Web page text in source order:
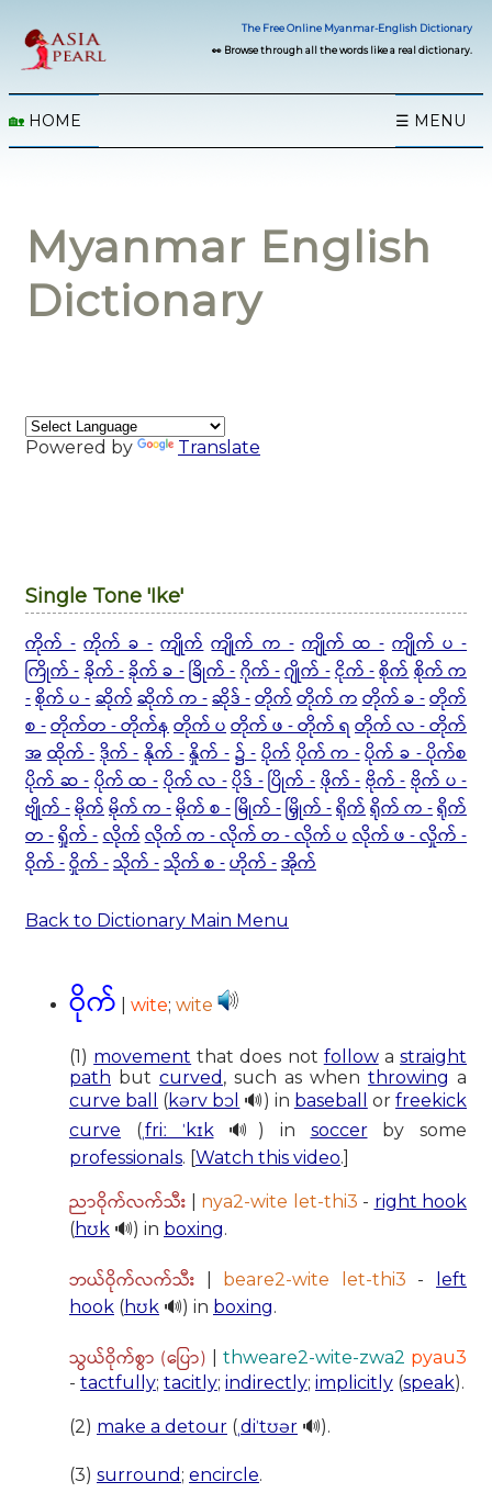
The Free Online Myanmar-English Dictionary
👀 Browse through all the words like a real dictionary.
🏡 HOME ☰ MENU
Myanmar English
Dictionary
Powered by Translate
Single Tone 'Ike'
ကိုက် - ကိုက် ခ - ကျိုက် ကျိုက် က - ကျိုက် ထ - ကျိုက် ပ -
ကြိုက် -ခိုက် -ခိုက် ခ -ခြိုက် -ဂိုက် -ဂျိုက် -ငိုက် -စိုက်စိုက် က
-စိုက် ပ -ဆိုက်ဆိုက် က -ဆိုဒ် -တိုက်တိုက် ကတိုက် ခ -တိုက်
စ -တိုက်တ - တိုက်နတိုက် ပတိုက် ဖ - တိုက် ရ တိုက် လ - တိုက်
အထိုက် -ဒိုက် -နိုက် -နှိုက် - ၌ -ပိုက်ပိုက် က -ပိုက် ခ - ပိုက်စ
ပိုက် ဆ -ပိုက် ထ -ပိုက် လ -ပိုဒ် -ပြိုက် -ဖိုက် -ဗိုက် -ဗိုက် ပ -
ဗျိုက် -မိုက်မိုက် က -မိုက် စ -မြိုက် -မြှိုက် -ရိုက်ရိုက် က -ရိုက်
တ -ရှိုက် -လိုက်လိုက် က -လိုက် တ - လိုက် ပလိုက် ဖ -လှိုက် -
ဝိုက် -ဝှိုက် -သိုက် -သိုက် စ -ဟိုက် -အိုက်
Back to Dictionary Main Menu
ဝိုက် wite; wite
(1) movement that does not followastraight
path but curved , such as when throwing a
curve ball
(kərv bɔl 🔊) in baseball orfreekick
curve (ˌfriː ˈkɪk 🔊) in soccerby some
professionals. [Watch this video.]
ညာဝိုက်လက်သီး nya2-wite let-thi3 - right hook
(hʊk 🔊) in boxing.
ဘယ်ဝိုက်လက်သီး beare2-wite let-thi3 -
left
hook (hʊk 🔊) in boxing.
သွယ်ဝိုက်စွာ (ပြော) thweare2-wite-zwa2 pyau3
- tactfully; tacitly; indirectly; implicitly (speak).
(2) make a detour (ˌdiˈtʊər 🔊).
(3) surround ; encircle.